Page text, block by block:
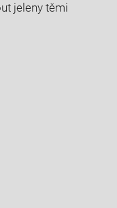
jeleny těmi